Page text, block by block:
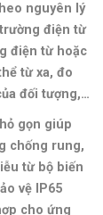
nguyên lý
điện từ
điện từ hoặc
từ xa, đo
đối tượng,…
gọn giúp
chống rung,
từ bộ biến
vệ IP65
cho ứng